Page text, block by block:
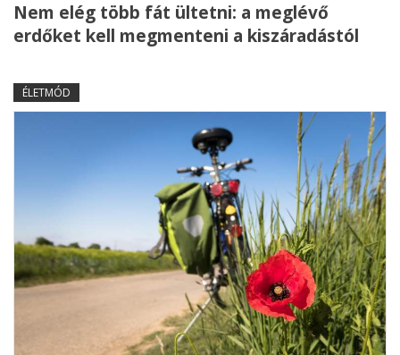
Nem elég több fát ültetni: a meglévő
erdőket kell megmenteni a kiszáradástól
ÉLETMÓD